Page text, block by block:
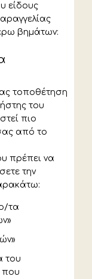
είδους
βημάτων:
τοποθέτηση
του
πιο
από το
πρέπει να
την
τα
του
που